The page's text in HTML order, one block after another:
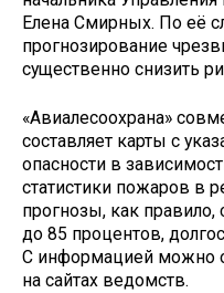
Елена Смирных. По её
прогнозирование
существенно снизить
«Авиалесоохрана»
составляет карты с
опасности в
статистики пожаров в
прогнозы, как
до 85 процентов,
С информацией можно
на сайтах ведомств.